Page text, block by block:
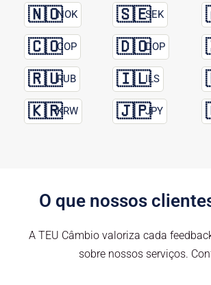
🇳🇴NOK 🇸🇪SEK
🇨🇴COP 🇩🇴DOP
🇷🇺RUB 🇮🇱ILS
🇰🇷KRW 🇯🇵JPY
O que nossos
A TEU Câmbio valoriza cada
sobre nossos serviços.